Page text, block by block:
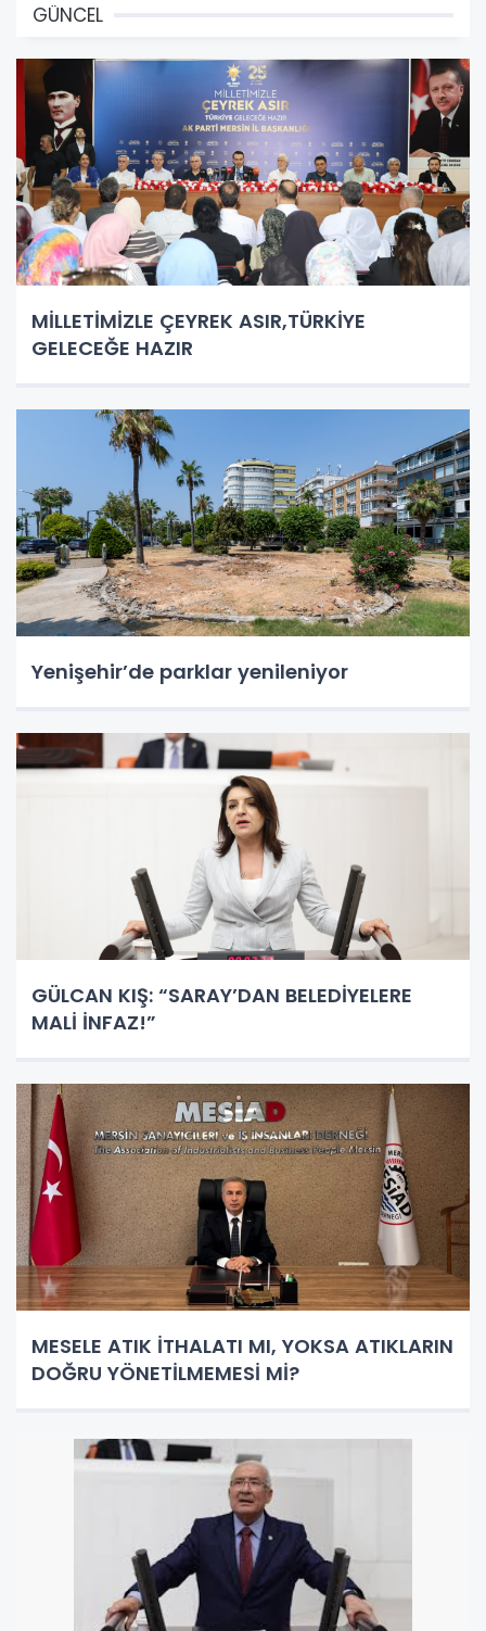
GÜNCEL
MİLLETİMİZLE ÇEYREK ASIR,TÜRKİYE
GELECEĞE HAZIR
Yenişehir’de parklar yenileniyor
GÜLCAN KIŞ: “SARAY’DAN BELEDİYELERE
MALİ İNFAZ!”
MESELE ATIK İTHALATI MI, YOKSA ATIKLARIN
DOĞRU YÖNETİLMEMESİ Mİ?